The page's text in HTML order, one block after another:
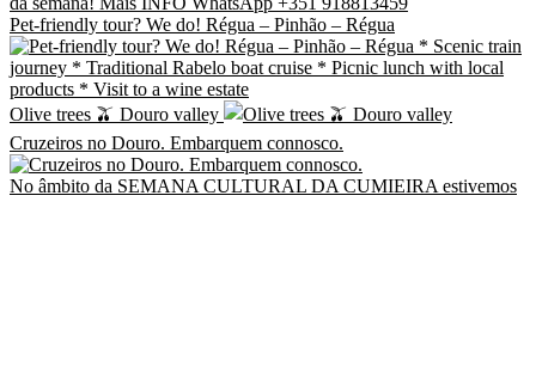
Pet-friendly tour? We do! Régua – Pinhão – Régua
Olive trees 🫒 Douro valley
Cruzeiros no Douro. Embarquem connosco.
No âmbito da SEMANA CULTURAL DA CUMIEIRA estivemos